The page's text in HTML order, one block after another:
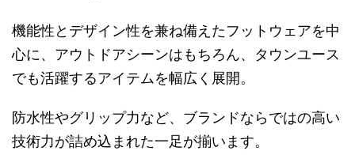
機能性とデザイン性を兼ね備えたフットウェアを中
心に、アウトドアシーンはもちろん、タウンユース
でも活躍するアイテムを幅広く展開。
防水性やグリップ力など、ブランドならではの高い
技術力が詰め込まれた一足が揃います。